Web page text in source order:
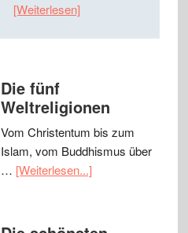
[Weiterlesen]
Die fünf
Weltreligionen
Vom Christentum bis zum
Islam, vom Buddhismus über
… [Weiterlesen...]